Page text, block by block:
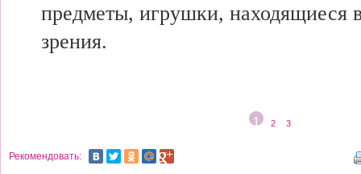
предметы, игрушки, находящиеся
зрения.
1 2 3
Рекомендовать: